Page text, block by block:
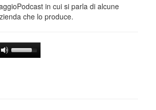
in cui si parla di alcune
che lo produce.